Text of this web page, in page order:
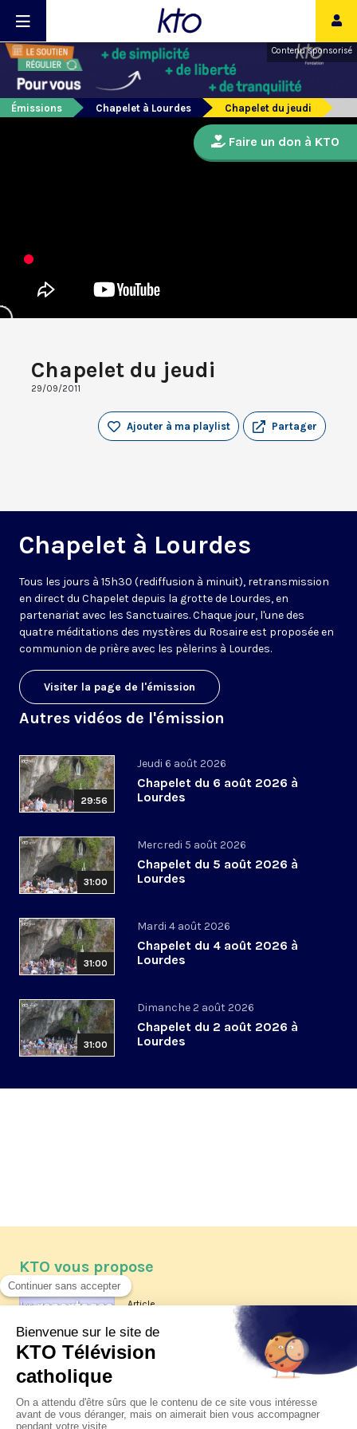
Contenu sponsorisé
Émissions Chapelet à Lourdes Chapelet du jeudi
Chapelet du jeudi
29/09/2011
Partager
Ajouter à ma playlist
Chapelet à Lourdes
Tous les jours à 15h30 (rediffusion à minuit), retransmission
en direct du Chapelet depuis la grotte de Lourdes, en
partenariat avec les Sanctuaires. Chaque jour, l'une des
quatre méditations des mystères du Rosaire est proposée en
communion de prière avec les pèlerins à Lourdes.
Visiter la page de l'émission
Autres vidéos de l'émission
29:56
Jeudi 6 août 2026
Chapelet du 6 août 2026 à
Lourdes
31:00
Mercredi 5 août 2026
Chapelet du 5 août 2026 à
Lourdes
31:00
Mardi 4 août 2026
Chapelet du 4 août 2026 à
Lourdes
31:00
Dimanche 2 août 2026
Chapelet du 2 août 2026 à
Lourdes
Faire un don à KTO
KTO vous propose
Article
Les reportages d'été 2026 de KTO
La visite pastorale du pape Léon
XIV à Assise à suivre sur KTO le
jeudi 6 août